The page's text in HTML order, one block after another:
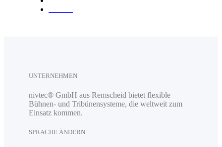
UNTERNEHMEN
nivtec® GmbH aus Remscheid bietet flexible
Bühnen- und Tribünensysteme, die weltweit zum
Einsatz kommen.
SPRACHE ÄNDERN